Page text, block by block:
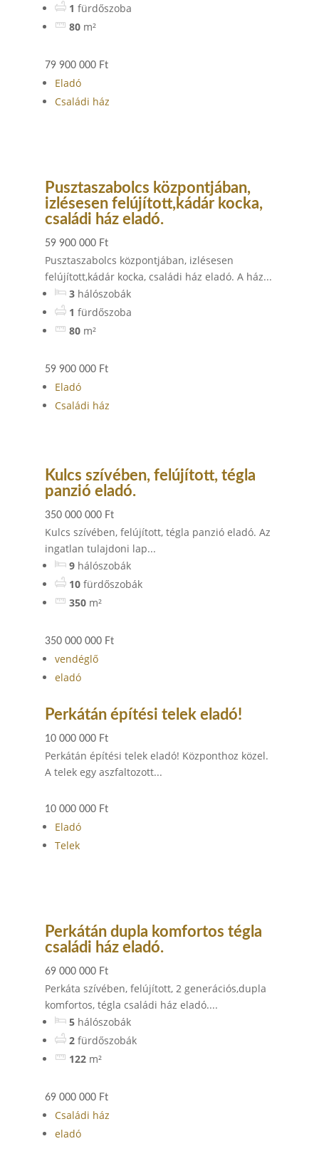
1 fürdőszoba
80 m²
79 900 000 Ft
Eladó
Családi ház
Pusztaszabolcs központjában,
izlésesen felújított,kádár kocka,
családi ház eladó.
59 900 000 Ft
Pusztaszabolcs központjában, izlésesen
felújított,kádár kocka, családi ház eladó. A ház...
3 hálószobák
1 fürdőszoba
80 m²
59 900 000 Ft
Eladó
Családi ház
Kulcs szívében, felújított, tégla
panzió eladó.
350 000 000 Ft
Kulcs szívében, felújított, tégla panzió eladó. Az
ingatlan tulajdoni lap...
9 hálószobák
10 fürdőszobák
350 m²
350 000 000 Ft
vendéglő
eladó
Perkátán építési telek eladó!
10 000 000 Ft
Perkátán építési telek eladó! Központhoz közel.
A telek egy aszfaltozott...
10 000 000 Ft
Eladó
Telek
Perkátán dupla komfortos tégla
családi ház eladó.
69 000 000 Ft
Perkáta szívében, felújított, 2 generációs,dupla
komfortos, tégla családi ház eladó....
5 hálószobák
2 fürdőszobák
122 m²
69 000 000 Ft
Családi ház
eladó